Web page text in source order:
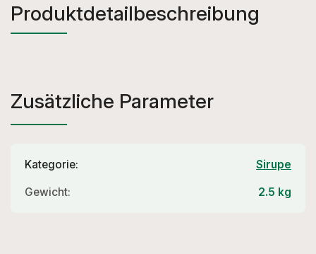
Produktdetailbeschreibung
Zusätzliche Parameter
Kategorie: Sirupe
Gewicht: 2.5 kg